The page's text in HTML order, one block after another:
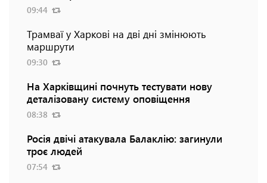
09:44
Трамваї у Харкові на дві дні змінюють
маршрути
09:30
На Харківщині почнуть тестувати нову
деталізовану систему оповіщення
08:38
Росія двічі атакувала Балаклію: загинули
троє людей
07:54